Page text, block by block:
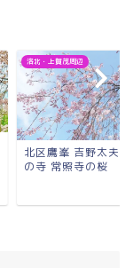
洛北・上賀茂周辺
北区鷹峯 吉野太夫
の寺 常照寺の桜